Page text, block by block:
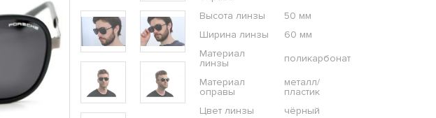
Высота линзы
50 мм
Ширина линзы
60 мм
Материал
линзы
поликарбонат
Материал
оправы
металл/
пластик
Цвет линзы
чёрный